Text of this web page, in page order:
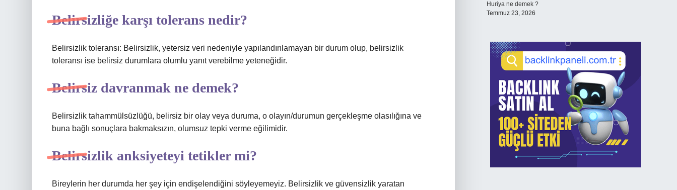
Belirsizliğe karşı tolerans nedir?
Belirsizlik toleransı: Belirsizlik, yetersiz veri nedeniyle yapılandırılamayan bir durum olup, belirsizlik
toleransı ise belirsiz durumlara olumlu yanıt verebilme yeteneğidir.
Belirsiz davranmak ne demek?
Belirsizlik tahammülsüzlüğü, belirsiz bir olay veya duruma, o olayın/durumun gerçekleşme olasılığına ve
buna bağlı sonuçlara bakmaksızın, olumsuz tepki verme eğilimidir.
Belirsizlik anksiyeteyi tetikler mi?
Bireylerin her durumda her şey için endişelendiğini söyleyemeyiz. Belirsizlik ve güvensizlik yaratan
Huriya ne demek ?
Temmuz 23, 2026